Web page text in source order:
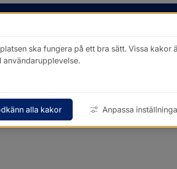
ska fungera på ett bra sätt. Vissa kakor
alla kakor Anpassa